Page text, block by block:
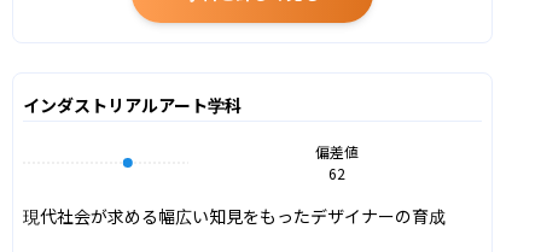
インダストリアルアート学科
偏差値
62
現代社会が求める幅広い知見をもったデザイナーの育成